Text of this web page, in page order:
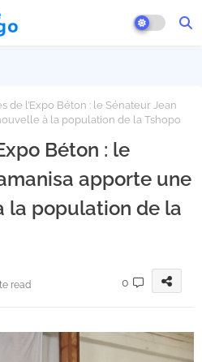
de l’Expo Béton : le Sénateur Jean
à la population de la Tshopo
Béton : le
apporte une
la population de la
read 0